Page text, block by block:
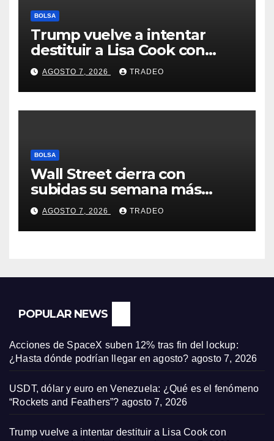
BOLSA
Trump vuelve a intentar
destituir a Lisa Cook con
acusaciones de fraude
hipotecario
AGOSTO 7, 2026 TRADEO
BOLSA
Wall Street cierra con
subidas su semana más
alcista desde abril
AGOSTO 7, 2026 TRADEO
POPULAR NEWS
Acciones de SpaceX suben 12% tras fin del lockup:
¿Hasta dónde podrían llegar en agosto? agosto 7, 2026
USDT, dólar y euro en Venezuela: ¿Qué es el fenómeno
“Rockets and Feathers”? agosto 7, 2026
Trump vuelve a intentar destituir a Lisa Cook con